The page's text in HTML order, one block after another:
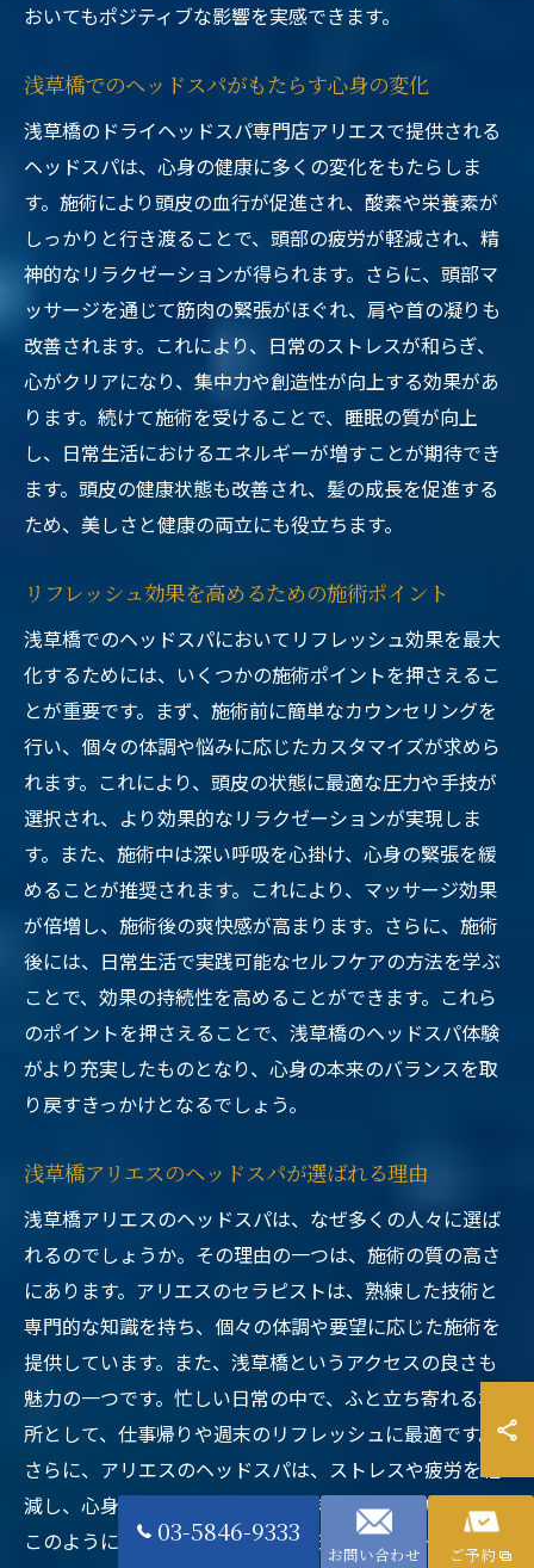
おいてもポジティブな影響を実感できます。
浅草橋でのヘッドスパがもたらす心身の変化
浅草橋のドライヘッドスパ専門店アリエスで提供される
ヘッドスパは、心身の健康に多くの変化をもたらしま
す。施術により頭皮の血行が促進され、酸素や栄養素が
しっかりと行き渡ることで、頭部の疲労が軽減され、精
神的なリラクゼーションが得られます。さらに、頭部マ
ッサージを通じて筋肉の緊張がほぐれ、肩や首の凝りも
改善されます。これにより、日常のストレスが和らぎ、
心がクリアになり、集中力や創造性が向上する効果があ
ります。続けて施術を受けることで、睡眠の質が向上
し、日常生活におけるエネルギーが増すことが期待でき
ます。頭皮の健康状態も改善され、髪の成長を促進する
ため、美しさと健康の両立にも役立ちます。
リフレッシュ効果を高めるための施術ポイント
浅草橋でのヘッドスパにおいてリフレッシュ効果を最大
化するためには、いくつかの施術ポイントを押さえるこ
とが重要です。まず、施術前に簡単なカウンセリングを
行い、個々の体調や悩みに応じたカスタマイズが求めら
れます。これにより、頭皮の状態に最適な圧力や手技が
選択され、より効果的なリラクゼーションが実現しま
す。また、施術中は深い呼吸を心掛け、心身の緊張を緩
めることが推奨されます。これにより、マッサージ効果
が倍増し、施術後の爽快感が高まります。さらに、施術
後には、日常生活で実践可能なセルフケアの方法を学ぶ
ことで、効果の持続性を高めることができます。これら
のポイントを押さえることで、浅草橋のヘッドスパ体験
がより充実したものとなり、心身の本来のバランスを取
り戻すきっかけとなるでしょう。
浅草橋アリエスのヘッドスパが選ばれる理由
浅草橋アリエスのヘッドスパは、なぜ多くの人々に選ば
れるのでしょうか。その理由の一つは、施術の質の高さ
にあります。アリエスのセラピストは、熟練した技術と
専門的な知識を持ち、個々の体調や要望に応じた施術を
提供しています。また、浅草橋というアクセスの良さも
魅力の一つです。忙しい日常の中で、ふと立ち寄れる場
所として、仕事帰りや週末のリフレッシュに最適です。
さらに、アリエスのヘッドスパは、ストレスや疲労を軽
減し、心身の調和を整える効果があるとされています。
このように、心身のケアをしながら、リラクゼーション
03-5846-9333
お問い合わせ ご予約